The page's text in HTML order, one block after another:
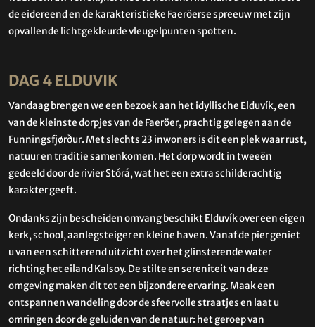
de eidereend en de karakteristieke Faeröerse spreeuw met zijn
opvallende lichtgekleurde vleugelpunten spotten.
DAG 4 ELDUVIK
Vandaag brengen we een bezoek aan het idyllische Elduvík, een
van de kleinste dorpjes van de Faeröer, prachtig gelegen aan de
Funningsfjørður. Met slechts 23 inwoners is dit een plek waar rust,
natuur en traditie samenkomen. Het dorp wordt in tweeën
gedeeld door de rivier Stórá, wat het een extra schilderachtig
karakter geeft.
Ondanks zijn bescheiden omvang beschikt Elduvík over een eigen
kerk, school, aanlegsteiger en kleine haven. Vanaf de pier geniet
u van een schitterend uitzicht over het glinsterende water
richting het eiland Kalsoy. De stilte en sereniteit van deze
omgeving maken dit tot een bijzondere ervaring. Maak een
ontspannen wandeling door de sfeervolle straatjes en laat u
omringen door de geluiden van de natuur: het geroep van